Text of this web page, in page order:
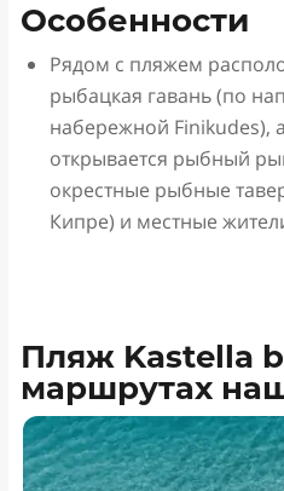
Особенности
Рядом с пляжем
рыбацкая гавань (по
набережной Finikudes),
открывается рыбный
окрестные рыбные
Кипре) и местные
Пляж Kastella
маршрутах